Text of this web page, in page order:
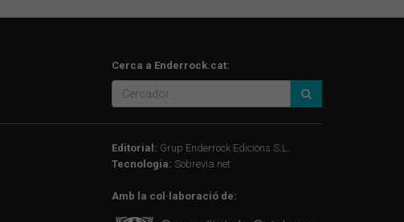
Cerca a Enderrock.cat:
Editorial: Grup Enderrock Edicions S.L.
Tecnologia: Sobrevia.net
Amb la col·laboració de: